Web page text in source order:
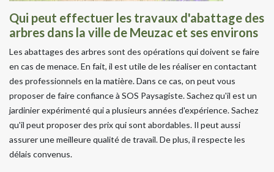
Qui peut effectuer les travaux d'abattage des
arbres dans la ville de Meuzac et ses environs
Les abattages des arbres sont des opérations qui doivent se faire
en cas de menace. En fait, il est utile de les réaliser en contactant
des professionnels en la matière. Dans ce cas, on peut vous
proposer de faire confiance à SOS Paysagiste. Sachez qu'il est un
jardinier expérimenté qui a plusieurs années d'expérience. Sachez
qu'il peut proposer des prix qui sont abordables. Il peut aussi
assurer une meilleure qualité de travail. De plus, il respecte les
délais convenus.